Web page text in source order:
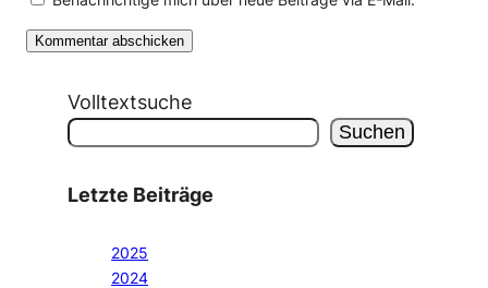
Volltextsuche
Suchen
Letzte Beiträge
2025
2024